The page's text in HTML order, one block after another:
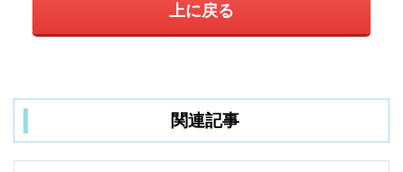
上に戻る
関連記事